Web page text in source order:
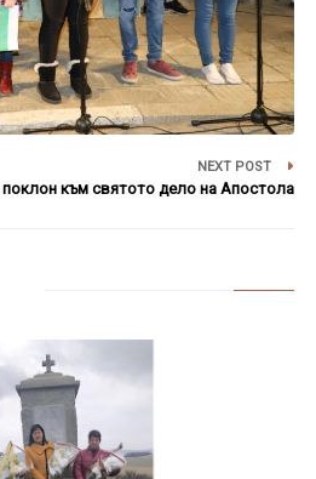
NEXT POST
към святото дело на Апостола